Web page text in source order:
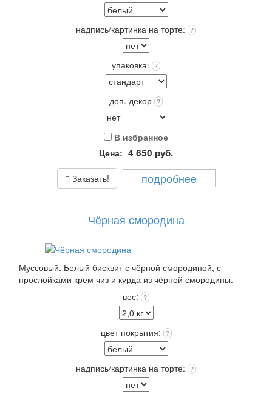
надпись/картинка на торте: ?
упаковка: ?
доп. декор ?
В избранное
Цена: 4 650 руб.
Заказать! подробнее
Чёрная смородина
Муссовый. Белый бисквит с чёрной смородиной, с
прослойками крем чиз и курда из чёрной смородины.
Покрытие: крем чиз или крем пломбир выбранного цвета
Упаковка: Стандарт (белая) входит в стоимость.
Срок хранения: 72 часа (3 суток) при t 4+(-)2
вес: ?
цвет покрытия: ?
надпись/картинка на торте: ?